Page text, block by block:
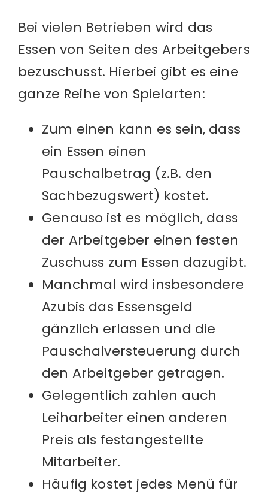
Bei vielen Betrieben wird das
Essen von Seiten des Arbeitgebers
bezuschusst. Hierbei gibt es eine
ganze Reihe von Spielarten:
Zum einen kann es sein, dass
ein Essen einen
Pauschalbetrag (z.B. den
Sachbezugswert) kostet.
Genauso ist es möglich, dass
der Arbeitgeber einen festen
Zuschuss zum Essen dazugibt.
Manchmal wird insbesondere
Azubis das Essensgeld
gänzlich erlassen und die
Pauschalversteuerung durch
den Arbeitgeber getragen.
Gelegentlich zahlen auch
Leiharbeiter einen anderen
Preis als festangestellte
Mitarbeiter.
Häufig kostet jedes Menü für